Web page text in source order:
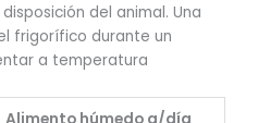
del animal. Una
frigorífico durante un
a temperatura
Alimento húmedo g/día